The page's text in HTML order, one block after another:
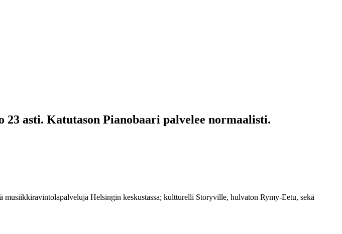
asti. Katutason Pianobaari palvelee normaalisti.
Helsingin keskustassa; kultturelli Storyville, hulvaton Rymy-Eetu, sekä